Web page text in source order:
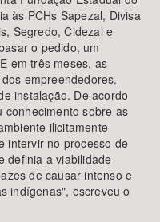
às PCHs Sapezal, Divisa
Segredo, Cidezal e
o pedido, um
em três meses, as
empreendedores.
instalação. De acordo
conhecimento sobre as
ilicitamente
intervir no processo de
definia a viabilidade
de causar intenso e
indígenas", escreveu o